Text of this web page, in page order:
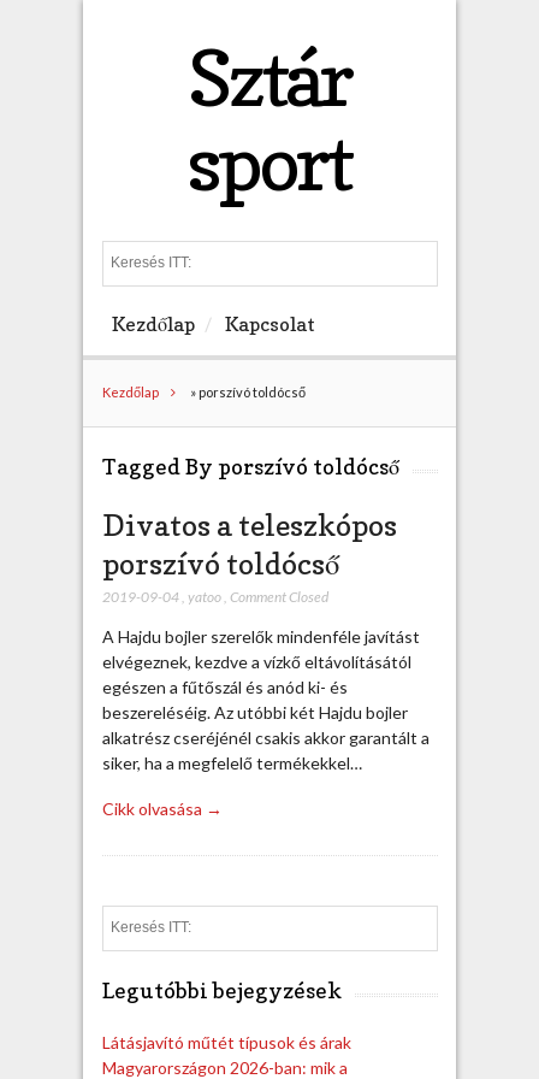
Sztár
sport
e
h
Kezdőlap Kapcsolat
Kezdőlap » porszívó toldócső
Tagged By porszívó toldócső
Divatos a teleszkópos
porszívó toldócső
2019-09-04, yatoo, Comment Closed
A Hajdu bojler szerelők mindenféle javítást
elvégeznek, kezdve a vízkő eltávolításától
egészen a fűtőszál és anód ki- és
beszereléséig. Az utóbbi két Hajdu bojler
alkatrész cseréjénél csakis akkor garantált a
siker, ha a megfelelő termékekkel…
Cikk olvasása →
e
Legutóbbi bejegyzések
Látásjavító műtét típusok és árak
Magyarországon 2026-ban: mik a